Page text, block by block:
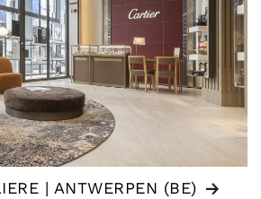
| ANTWERPEN (BE)